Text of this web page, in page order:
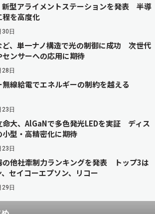
新型アライメントステーションを発表 半導
程を高度化
30日
ど、単一ナノ構造で光の制御に成功 次世代
センサーへの応用に期待
28日
無線給電でエネルギーの制約を越える
23日
命大、AlGaNで多色発光LEDを実証 ディス
小型・高精密化に期待
23日
の他社牽制力ランキングを発表 トップ3は
、セイコーエプソン、リコー
29日